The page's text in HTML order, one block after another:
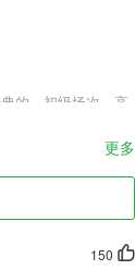
的，初级场次，高
更多
150